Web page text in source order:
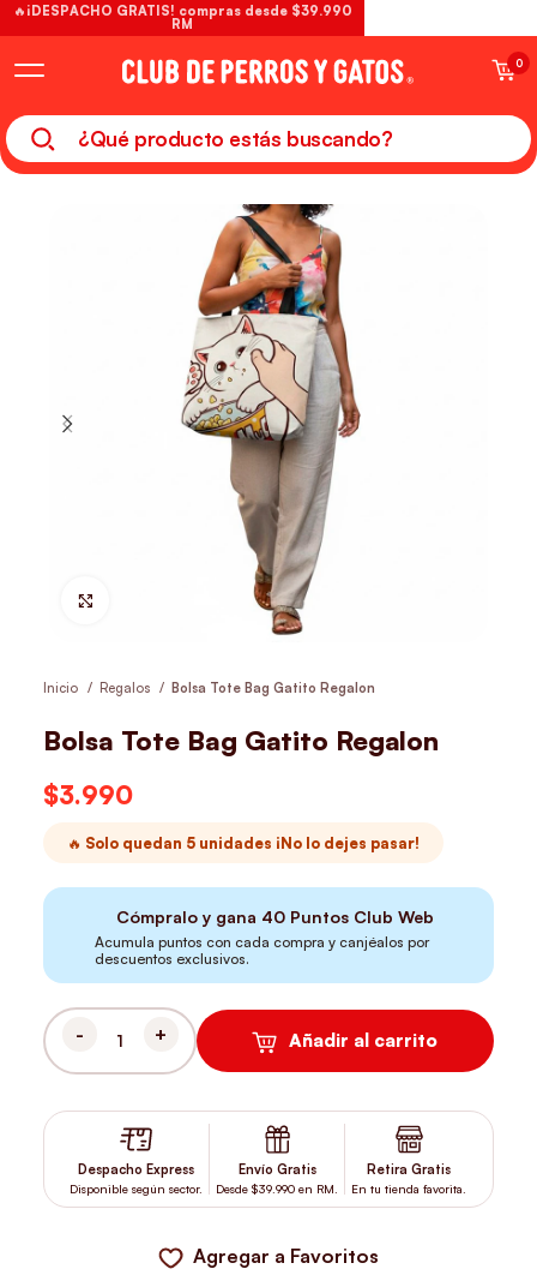
0
Inicio Regalos Bolsa Tote Bag Gatito Regalon
Bolsa Tote Bag Gatito Regalon
$3.990
🔥 Solo quedan 5 unidades ¡No lo dejes pasar!
Cómpralo y gana 40 Puntos Club Web
Acumula puntos con cada compra y canjéalos por
descuentos exclusivos.
BOLSA TOTE BAG GATITO REGALON CANTIDAD
Añadir al carrito
Despacho Express
Disponible según sector.
Envío Gratis
Desde $39.990 en RM.
Retira Gratis
En tu tienda favorita.
Agregar a Favoritos
🔥¡DESPACHO GRATIS! compras desde $39.990
RM